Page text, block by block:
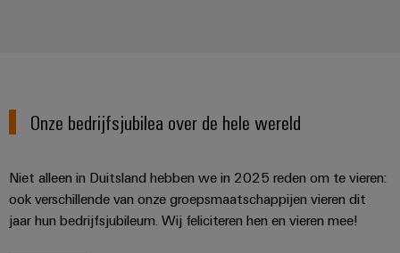
Nieuwe producten
Praktische
verbindingstechniek
voor je industrie.
Onze bedrijfsjubilea over de hele wereld
Niet alleen in Duitsland hebben we in 2025 reden om te vieren:
ook verschillende van onze groepsmaatschappijen vieren dit
jaar hun bedrijfsjubileum. Wij feliciteren hen en vieren mee!